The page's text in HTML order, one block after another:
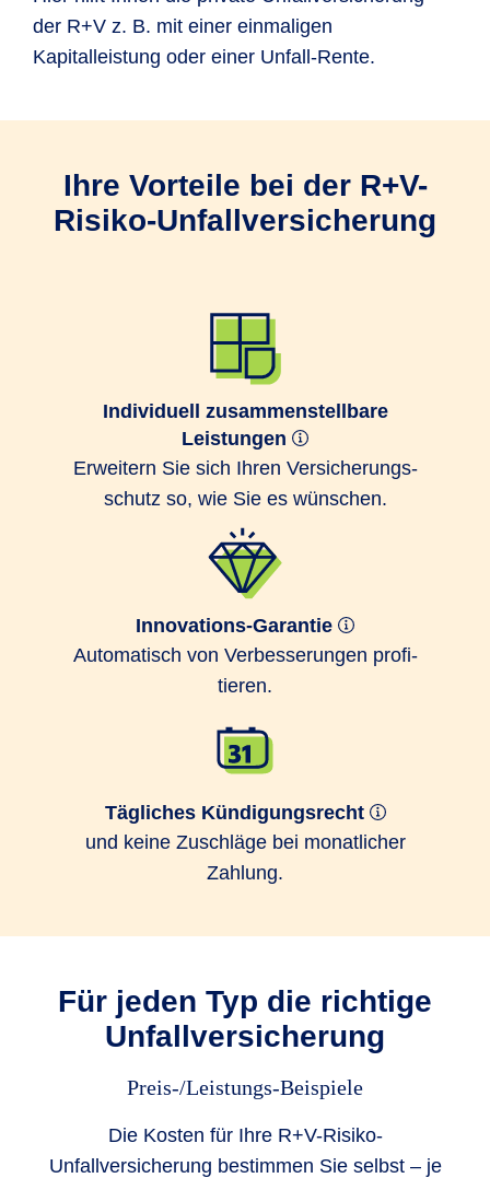
der R+V z. B. mit einer einmaligen
Kapitalleistung oder einer Unfall-Rente.
Ihre Vorteile bei der R+V-
Risiko-Unfallversicherung
Individuell zusammenstellbare
Leistungen
Erweitern Sie sich Ihren Ver­sicherungs­
schutz so, wie Sie es wünschen.
Innovations-Garantie
Auto­matisch von Ver­bes­serungen profi­
tieren.
Tägliches Kündigungsrecht
und keine Zuschläge bei monatlicher
Zahlung.
Für jeden Typ die richtige
Unfallversicherung
Preis-/Leistungs-Beispiele
Die Kosten für Ihre R+V-Risiko-
Unfallversicherung bestimmen Sie selbst – je